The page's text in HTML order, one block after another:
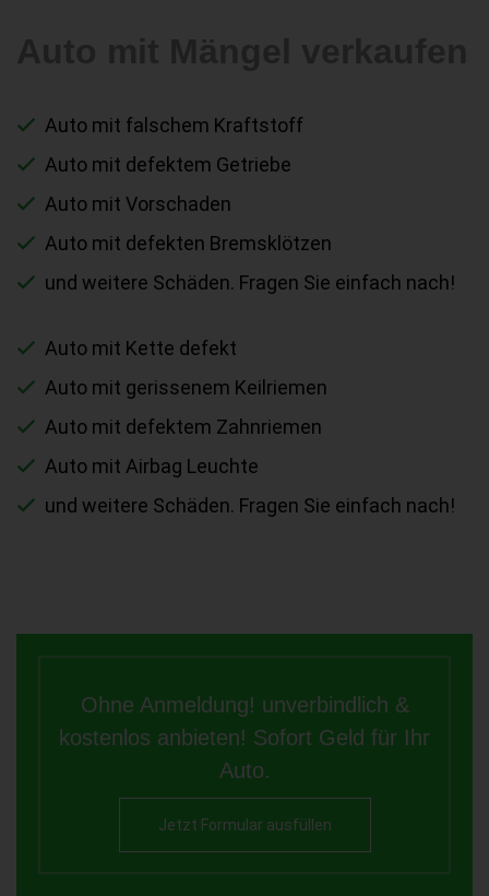
Auto mit falschem Kraftstoff
Auto mit defektem Getriebe
Auto mit Vorschaden
Auto mit defekten Bremsklötzen
und weitere Schäden. Fragen Sie einfach nach!
Auto mit Kette defekt
Auto mit gerissenem Keilriemen
Auto mit defektem Zahnriemen
Auto mit Airbag Leuchte
und weitere Schäden. Fragen Sie einfach nach!
Ohne Anmeldung! unverbindlich &
kostenlos anbieten! Sofort Geld für Ihr
Auto.
Jetzt Formular ausfüllen